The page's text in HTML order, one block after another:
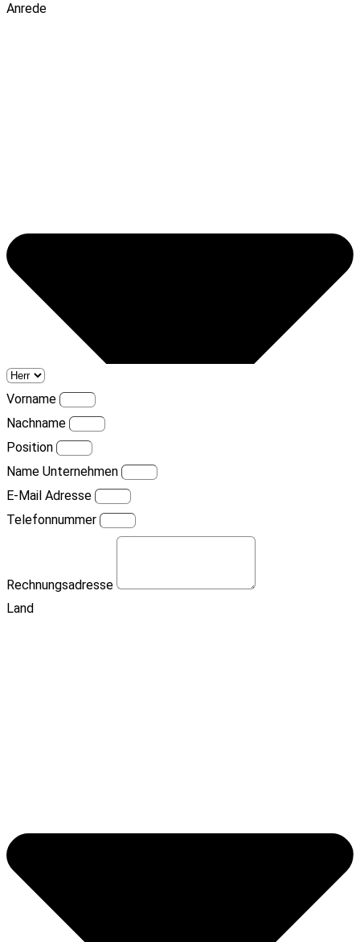
Anrede
Vorname
Nachname
Position
Name Unternehmen
E-Mail Adresse
Telefonnummer
Rechnungsadresse
Land